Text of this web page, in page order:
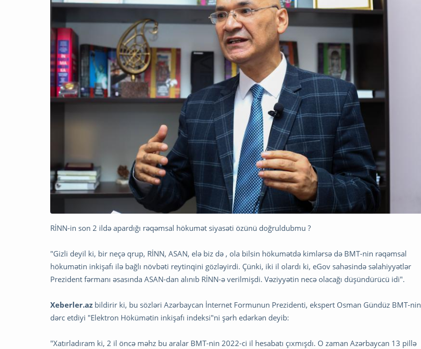
RİNN-in son 2 ildə apardığı rəqəmsal hökumət siyasəti özünü doğruldubmu ?
"Gizli deyil ki, bir neçə qrup, RİNN, ASAN, elə biz də , ola bilsin hökumətdə kimlərsə də BMT-nin rəqəmsal
hökumətin inkişafı ilə bağlı növbəti reytinqini gözləyirdi. Çünki, iki il olardı ki, eGov sahəsində səlahiyyətlər
Prezident fərmanı əsasında ASAN-dan alınıb RİNN-ə verilmişdi. Vəziyyətin necə olacağı düşündürücü idi".
Xeberler.az bildirir ki, bu sözləri Azərbaycan İnternet Formunun Prezidenti, ekspert Osman Gündüz BMT-nin
dərc etdiyi "Elektron Hökümətin inkişafı indeksi"ni şərh edərkən deyib:
"Xatırladıram ki, 2 il öncə məhz bu aralar BMT-nin 2022-ci il hesabatı çıxmışdı. O zaman Azərbaycan 13 pillə